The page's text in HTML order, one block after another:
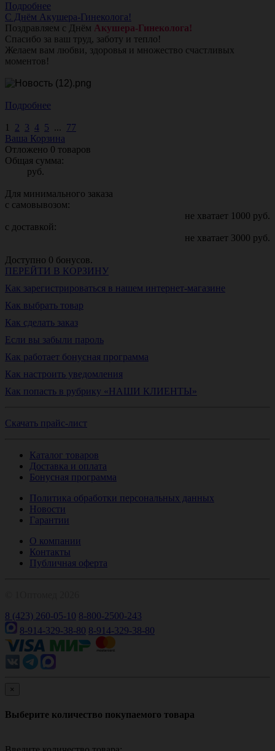
Подробнее
С Днём Акушера-Гинеколога!
Поздравляем с Днём Акушера-Гинеколога!
Спасибо за ваш труд, заботу и тепло!
Желаем вам любви, здоровья и множество счастливых
моментов!
Подробнее
1 2 3 4 5 ... 77
Ваша Корзина
Отложено 0 товаров
Общая сумма:
руб.
Для минимального заказа
с самовывозом:
не хватает 1000 руб.
с доставкой:
не хватает 3000 руб.
Доступно 0 бонусов.
ПЕРЕЙТИ В КОРЗИНУ
Как зарегистрироваться в нашем интернет-магазине
Как выбрать товар
Как сделать заказ
Если вы забыли пароль
Как работает бонусная программа
Как настроить уведомления
Как попасть в рубрику «НАШИ КЛИЕНТЫ»
Скачать прайс-лист
Каталог товаров
Доставка и оплата
Бонусная программа
Политика обработки персональных данных
Новости
Гарантии
О компании
Контакты
Публичная оферта
8 (423) 260-05-10 8-800-2500-243
8-914-329-38-80 8-914-329-38-80
×
Выберите количество покупаемого товара